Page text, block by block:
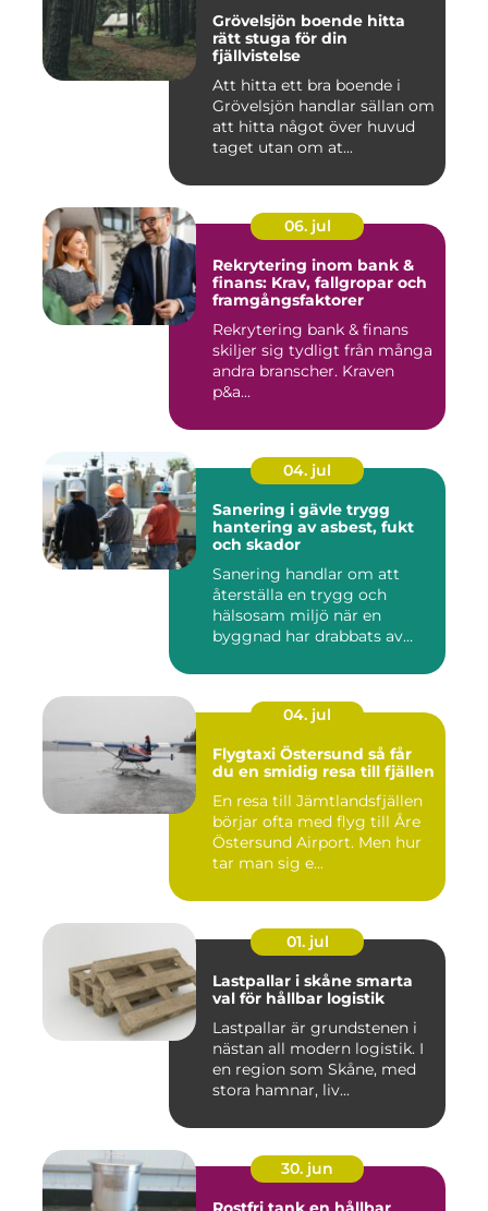
Grövelsjön boende hitta
rätt stuga för din
fjällvistelse
Att hitta ett bra boende i
Grövelsjön handlar sällan om
att hitta något över huvud
taget utan om at...
06. jul
Rekrytering inom bank &
finans: Krav, fallgropar och
framgångsfaktorer
Rekrytering bank & finans
skiljer sig tydligt från många
andra branscher. Kraven
p&a...
04. jul
Sanering i gävle trygg
hantering av asbest, fukt
och skador
Sanering handlar om att
återställa en trygg och
hälsosam miljö när en
byggnad har drabbats av
04. jul
Flygtaxi Östersund så får
du en smidig resa till fjällen
En resa till Jämtlandsfjällen
börjar ofta med flyg till Åre
Östersund Airport. Men hur
tar man sig e...
01. jul
Lastpallar i skåne smarta
val för hållbar logistik
Lastpallar är grundstenen i
nästan all modern logistik. I
en region som Skåne, med
stora hamnar, liv...
30. jun